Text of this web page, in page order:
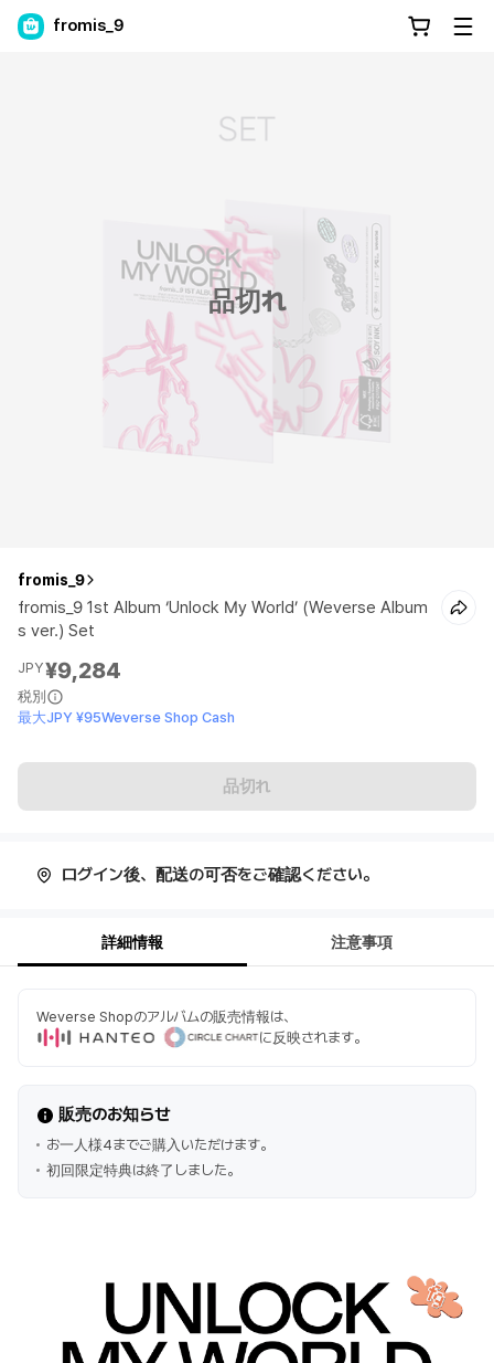
fromis_9
品切れ
fromis_9
fromis_9 1st Album ‘Unlock My World’ (Weverse Album
s ver.) Set
JPY¥9,284
税別
最大JPY ¥95Weverse Shop Cash
品切れ
ログイン後、配送の可否をご確認ください。
詳細情報 注意事項
Weverse Shopのアルバムの販売情報は、
に反映されます。
販売のお知らせ
お一人様4までご購入いただけます。
初回限定特典は終了しました。